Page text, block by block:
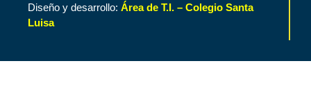
Diseño y desarrollo: Área de T.I. – Colegio Santa
Luisa